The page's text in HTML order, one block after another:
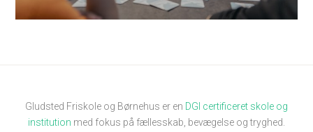
Gludsted Friskole og Børnehus er en DGI certificeret skole og
institution med fokus på fællesskab, bevægelse og tryghed.